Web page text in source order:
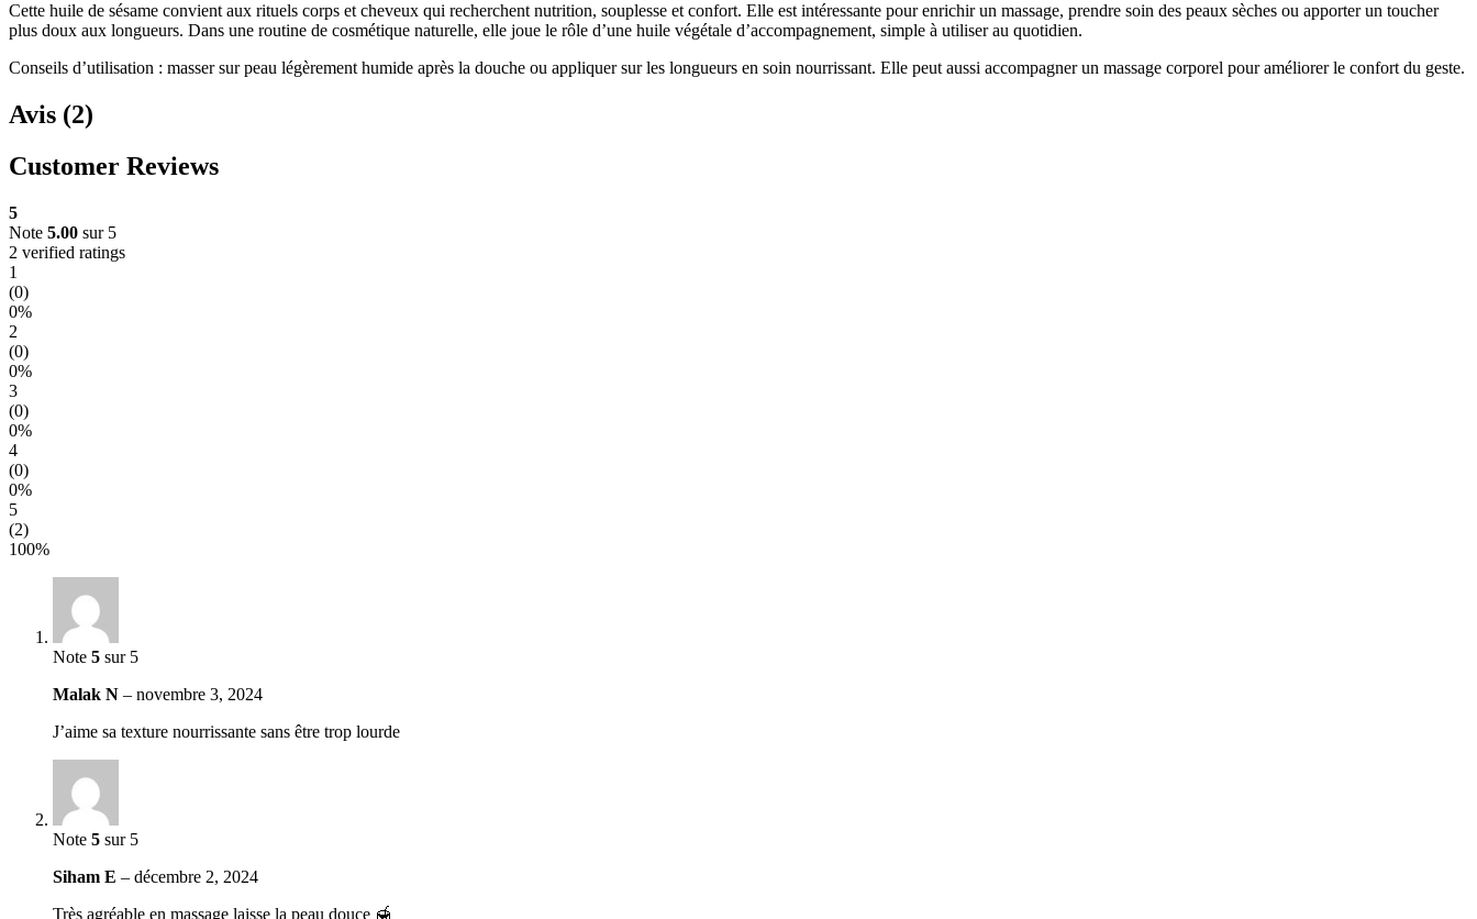
Cette huile de sésame convient aux rituels corps et cheveux qui recherchent nutrition, souplesse et confort. Elle est intéressante pour enrichir un massage, prendre soin des peaux sèches ou apporter un toucher
plus doux aux longueurs. Dans une routine de cosmétique naturelle, elle joue le rôle d’une huile végétale d’accompagnement, simple à utiliser au quotidien.
Conseils d’utilisation : masser sur peau légèrement humide après la douche ou appliquer sur les longueurs en soin nourrissant. Elle peut aussi accompagner un massage corporel pour améliorer le confort du geste.
Avis (2)
Customer Reviews
5
Note 5.00 sur 5
2 verified ratings
1
(0)
0%
2
(0)
0%
3
(0)
0%
4
(0)
0%
5
(2)
100%
Note 5 sur 5
Malak N – novembre 3, 2024
J’aime sa texture nourrissante sans être trop lourde
Note 5 sur 5
Siham E – décembre 2, 2024
Très agréable en massage laisse la peau douce 🍯